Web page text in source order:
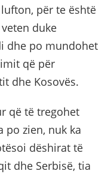
për te është
duke
dhe po mundohet
që për
dhe Kosovës.
që të tregohet
po zien, nuk ka
dëshirat të
dhe Serbisë, tia